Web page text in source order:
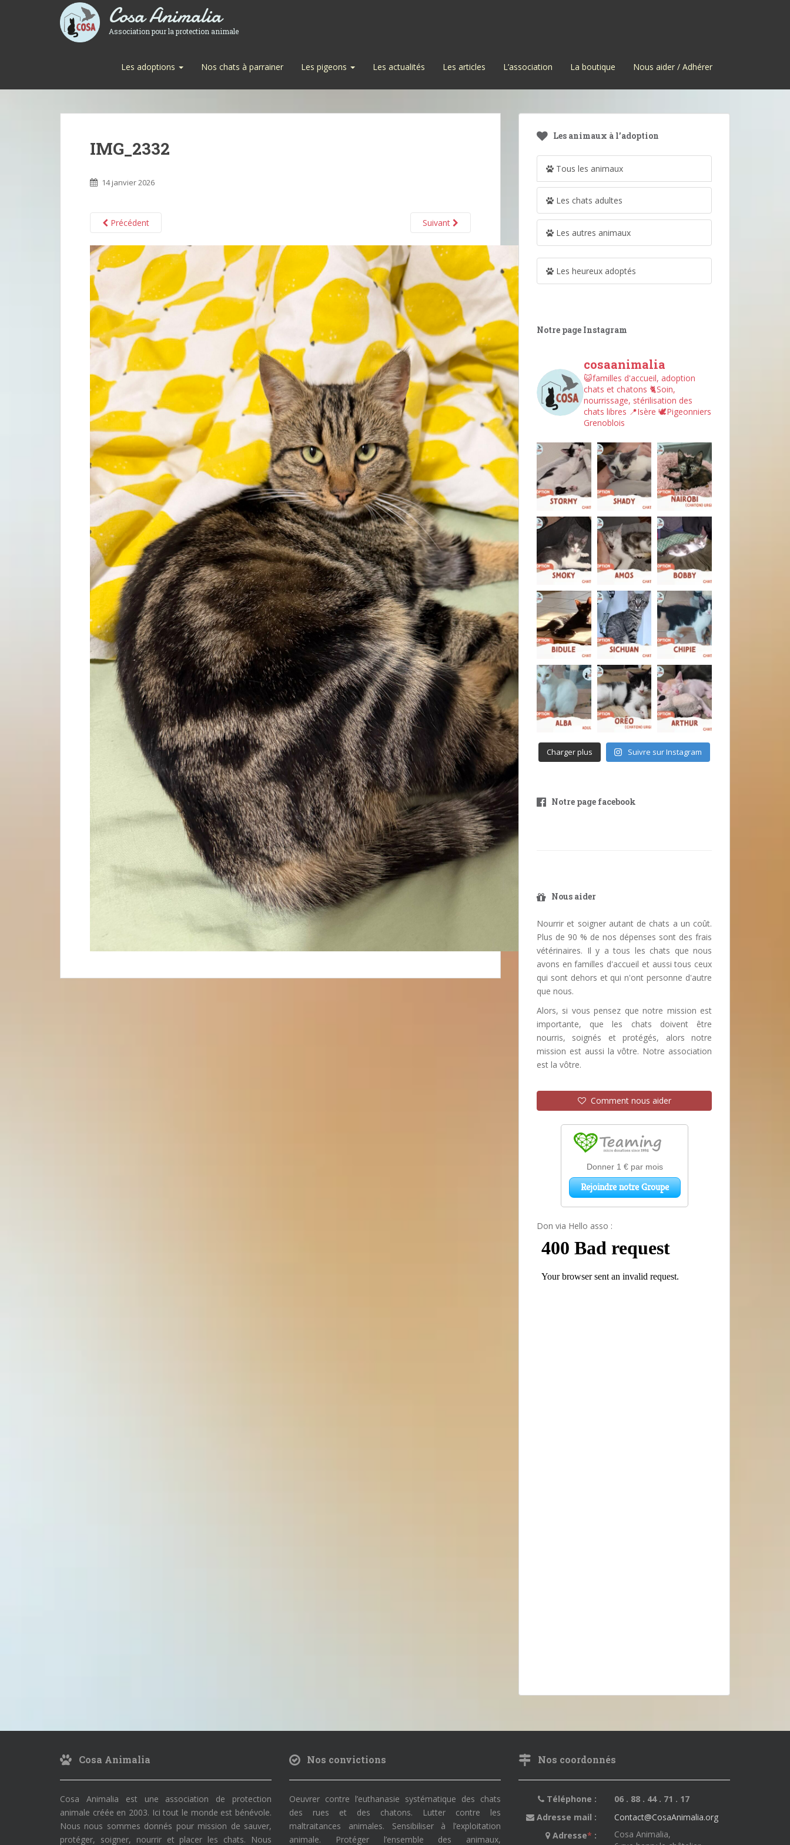
Cosa Animalia
Association pour la protection animale
Les adoptions Nos chats à parrainer Les pigeons Les actualités Les articles L’association La boutique Nous aider / Adhérer
IMG_2332
14 janvier 2026
Précédent Suivant
Les animaux à l’adoption
Tous les animaux
Les chats adultes
Les autres animaux
Les heureux adoptés
Notre page Instagram
cosaanimalia
😺familles d'accueil, adoption
chats et chatons 🐈Soin,
nourrissage, stérilisation des
chats libres 📍Isère 🕊︎Pigeonniers
Grenoblois
Charger plus Suivre sur Instagram
Notre page facebook
Nous aider
Nourrir et soigner autant de chats a un coût.
Plus de 90 % de nos dépenses sont des frais
vétérinaires. Il y a tous les chats que nous
avons en familles d'accueil et aussi tous ceux
qui sont dehors et qui n'ont personne d'autre
que nous.
Alors, si vous pensez que notre mission est
importante, que les chats doivent être
nourris, soignés et protégés, alors notre
mission est aussi la vôtre. Notre association
est la vôtre.
Comment nous aider
Don via Hello asso :
Cosa Animalia
Cosa Animalia est une association de protection
animale créée en 2003. Ici tout le monde est bénévole.
Nous nous sommes donnés pour mission de sauver,
protéger, soigner, nourrir et placer les chats. Nous
Nos convictions
Oeuvrer contre l’euthanasie systématique des chats
des rues et des chatons. Lutter contre les
maltraitances animales. Sensibiliser à l’exploitation
animale. Protéger l’ensemble des animaux,
Nos coordonnés
Téléphone :
06 . 88 . 44 . 71 . 17
Adresse mail :
Contact@CosaAnimalia.org
Adresse* :
Cosa Animalia,